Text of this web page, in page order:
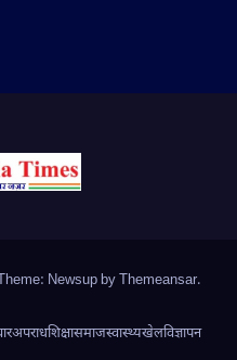
Newsup byThemeansar.
अपराधशिक्षासमाजस्वास्थ्यखेलविज्ञापन